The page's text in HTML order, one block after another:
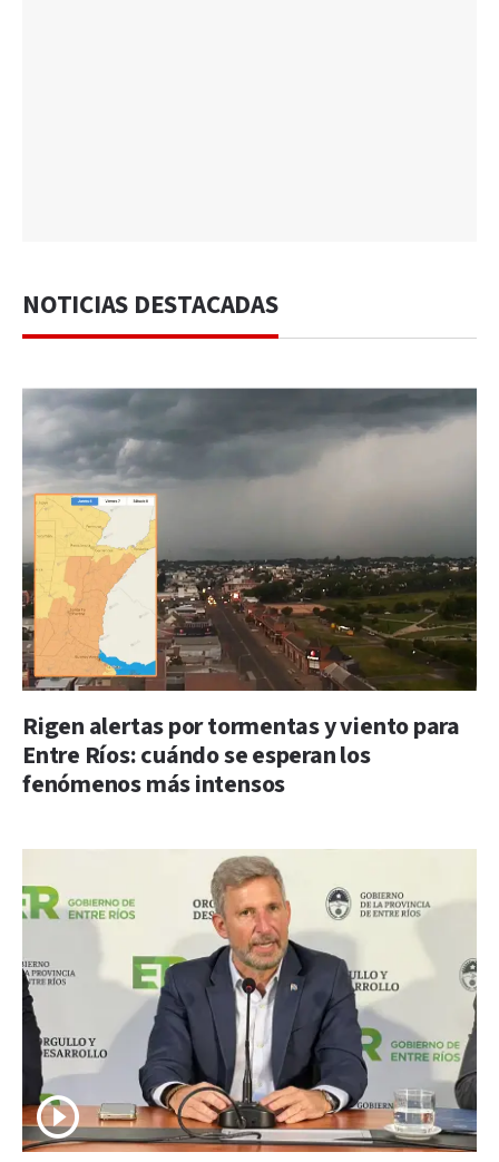
NOTICIAS DESTACADAS
Rigen alertas por tormentas y viento para
Entre Ríos: cuándo se esperan los
fenómenos más intensos